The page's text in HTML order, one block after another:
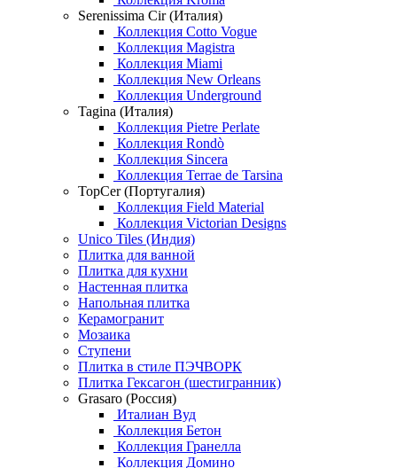
Serenissima Cir (Италия)
Коллекция Cotto Vogue
Коллекция Magistra
Коллекция Miami
Коллекция New Orleans
Коллекция Underground
Tagina (Италия)
Коллекция Pietre Perlate
Коллекция Rondò
Коллекция Sincera
Коллекция Terrae de Tarsina
TopCer (Португалия)
Коллекция Field Material
Коллекция Victorian Designs
Unico Tiles (Индия)
Плитка для ванной
Плитка для кухни
Настенная плитка
Напольная плитка
Керамогранит
Мозаика
Ступени
Плитка в стиле ПЭЧВОРК
Плитка Гексагон (шестигранник)
Grasaro (Россия)
Италиан Вуд
Коллекция Бетон
Коллекция Гранелла
Коллекция Домино